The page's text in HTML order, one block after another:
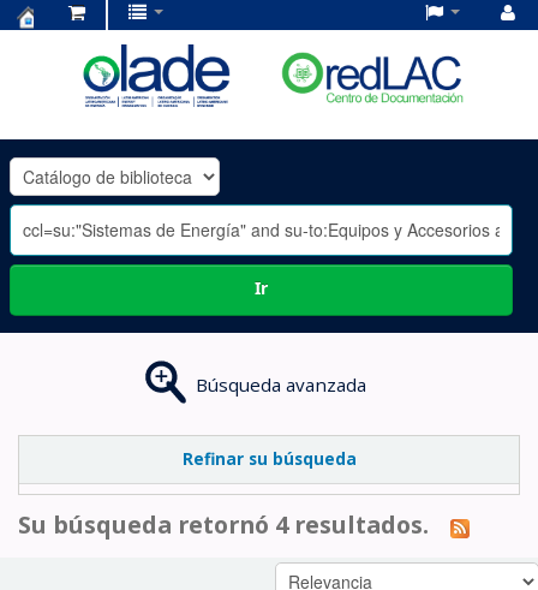
OLADE
-
Ir
Búsqueda avanzada
Refinar su búsqueda
Su búsqueda retornó 4 resultados.